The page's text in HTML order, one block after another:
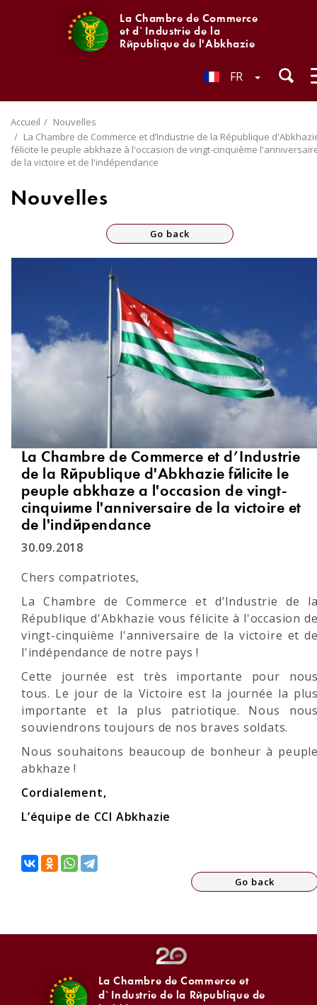
La Chambre de Commerce
et d`Industrie de la
République de l'Abkhazie
FR
Accueil
Nouvelles
La Chambre de Commerce et d’Industrie de la République
félicite le peuple abkhaze à l'occasion de vingt-cinquième
de la victoire et de l'indépendance
Nouvelles
Go back
La Chambre de Commerce et d’Industrie
de la République d'Abkhazie félicite le
peuple abkhaze à l'occasion de vingt-
cinquième l'anniversaire de la victoire et
de l'indépendance
30.09.2018
Chers compatriotes,
La Chambre de Commerce et d’Industrie de
République d'Abkhazie vous félicite à l'occasion
vingt-cinquième l'anniversaire de la victoire et
l'indépendance de notre pays !
Cette journée est très importante pour
tous. Le jour de la Victoire est la journée la
importante et la plus patriotique. Nous
souviendrons toujours de nos braves soldats.
Nous souhaitons beaucoup de bonheur à
abkhaze !
Cordialement,
L’équipe de CCI Abkhazie
Go back
La Chambre de Commerce et
d`Industrie de la République de